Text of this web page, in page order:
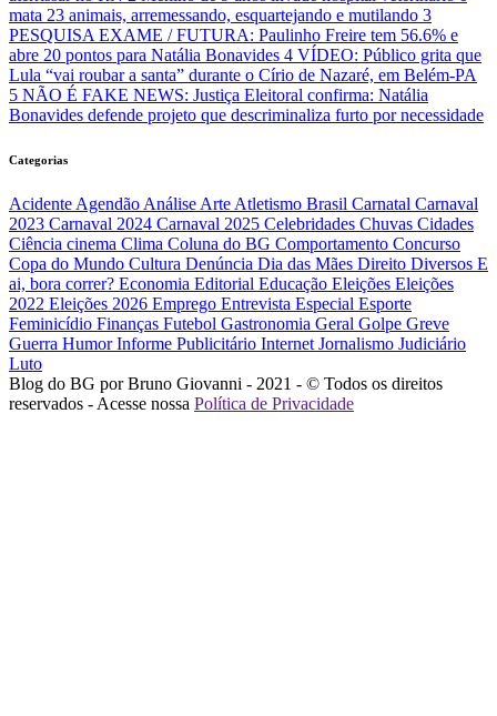
mata 23 animais, arremessando, esquartejando e mutilando 3
PESQUISA EXAME / FUTURA: Paulinho Freire tem 56.6% e
abre 20 pontos para Natália Bonavides 4 VÍDEO: Público grita que
Lula “vai roubar a santa” durante o Círio de Nazaré, em Belém-PA
5 NÃO É FAKE NEWS: Justiça Eleitoral confirma: Natália
Bonavides defende projeto que descriminaliza furto por necessidade
Categorias
Acidente Agendão Análise Arte Atletismo Brasil Carnatal Carnaval
2023 Carnaval 2024 Carnaval 2025 Celebridades Chuvas Cidades
Ciência cinema Clima Coluna do BG Comportamento Concurso
Copa do Mundo Cultura Denúncia Dia das Mães Direito Diversos E
ai, bora correr? Economia Editorial Educação Eleições Eleições
2022 Eleições 2026 Emprego Entrevista Especial Esporte
Feminicídio Finanças Futebol Gastronomia Geral Golpe Greve
Guerra HumorInforme Publicitário Internet Jornalismo Judiciário
Luto
Blog do BG por Bruno Giovanni - 2021 - © Todos os direitos
reservados - Acesse nossa Política de Privacidade